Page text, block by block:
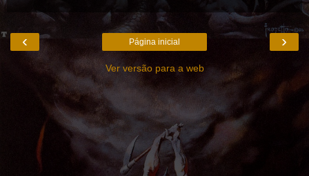
‹ ›
Página inicial
Ver versão para a web